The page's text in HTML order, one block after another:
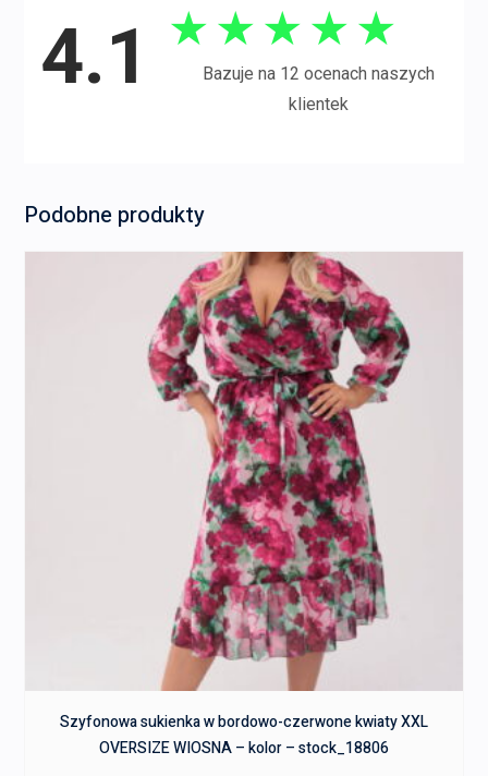
4.1 ★ ★ ★ ★ ★
Bazuje na 12 ocenach naszych
klientek
Podobne produkty
Szyfonowa sukienka w bordowo-czerwone kwiaty XXL
OVERSIZE WIOSNA – kolor – stock_18806